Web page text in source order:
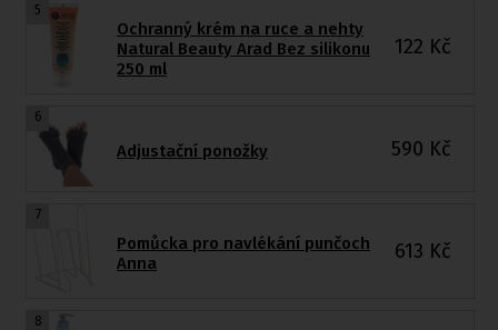
5
Ochranný krém na ruce a nehty
Natural Beauty Arad Bez silikonu
250 ml
122 Kč
6
Adjustační ponožky 590 Kč
7
Pomůcka pro navlékání punčoch
Anna
613 Kč
8